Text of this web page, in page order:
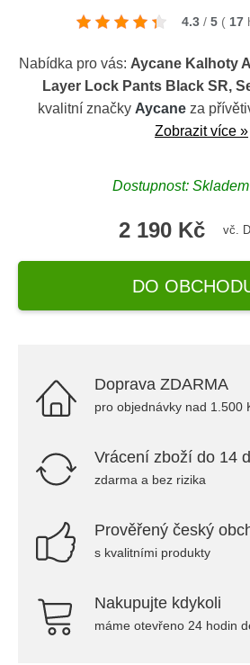
4.3 / 5 ( 17
Nabídka pro vás: Aycane Kalhoty
Layer Lock Pants Black SR,
kvalitní značky Aycaneza
Zobrazit více »
Dostupnost:
2 190 Kč vč.
DO
Doprava ZDARMA
pro objednávky nad 1.500
Vrácení zboží do 14
zdarma a bez rizika
Prověřený český
s kvalitními produkty
Nakupujte kdykoli
máme otevřeno 24 hodin